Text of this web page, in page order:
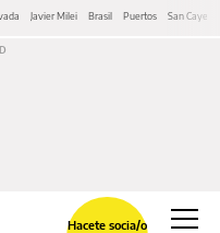
Javier Milei Brasil Puertos San
Hacete socia/o